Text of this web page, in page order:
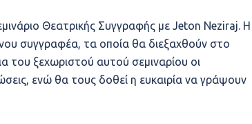
Θεατρικής Συγγραφής με Jeton Neziraj. Η
συγγραφέα, τα οποία θα διεξαχθούν στο
του ξεχωριστού αυτού σεμιναρίου οι
ενώ θα τους δοθεί η ευκαιρία να γράψουν